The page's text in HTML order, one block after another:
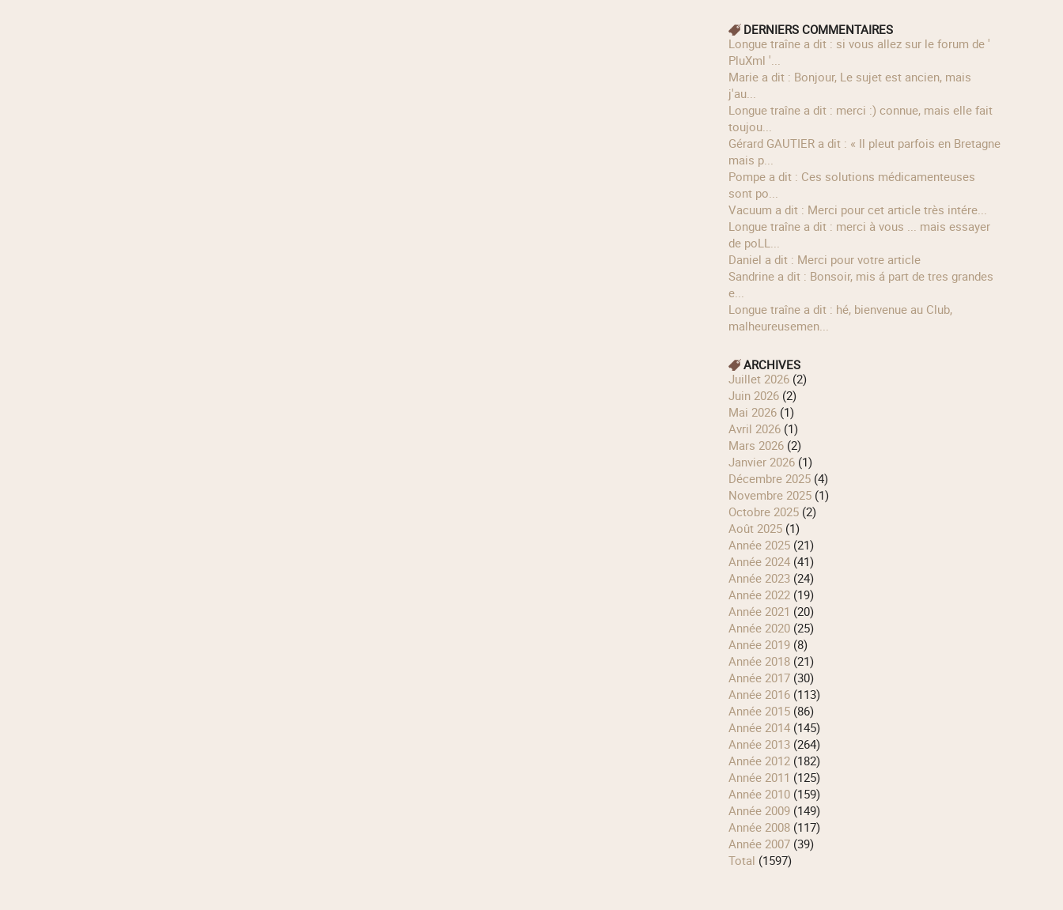
DERNIERS COMMENTAIRES
longue traîne a dit : si vous allez sur le forum de '
PluXml '...
Marie a dit : Bonjour, Le sujet est ancien, mais
j'au...
longue traîne a dit : merci :) connue, mais elle fait
toujou...
Gérard GAUTIER a dit : « Il pleut parfois en Bretagne
mais p...
Pompe a dit : Ces solutions médicamenteuses
sont po...
Vacuum a dit : Merci pour cet article très intére...
longue traîne a dit : merci à vous ... mais essayer
de poLL...
Daniel a dit : Merci pour votre article
Sandrine a dit : Bonsoir, mis á part de tres grandes
e...
longue traîne a dit : hé, bienvenue au Club,
malheureusemen...
ARCHIVES
juillet 2026(2)
juin 2026(2)
mai 2026(1)
avril 2026(1)
mars 2026(2)
janvier 2026(1)
décembre 2025(4)
novembre 2025(1)
octobre 2025(2)
août 2025(1)
année 2025(21)
année 2024(41)
année 2023(24)
année 2022(19)
année 2021 (20)
année 2020(25)
année 2019(8)
année 2018(21)
année 2017(30)
année 2016(113)
année 2015(86)
année 2014(145)
année 2013(264)
année 2012(182)
année 2011 (125)
année 2010(159)
année 2009(149)
année 2008(117)
année 2007(39)
total (1597)